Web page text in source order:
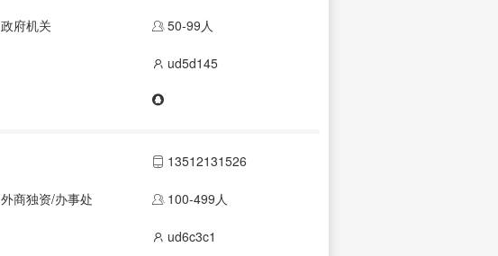
政府机关 50-99人
ud5d145
13512131526
外商独资/办事处 100-499人
ud6c3c1